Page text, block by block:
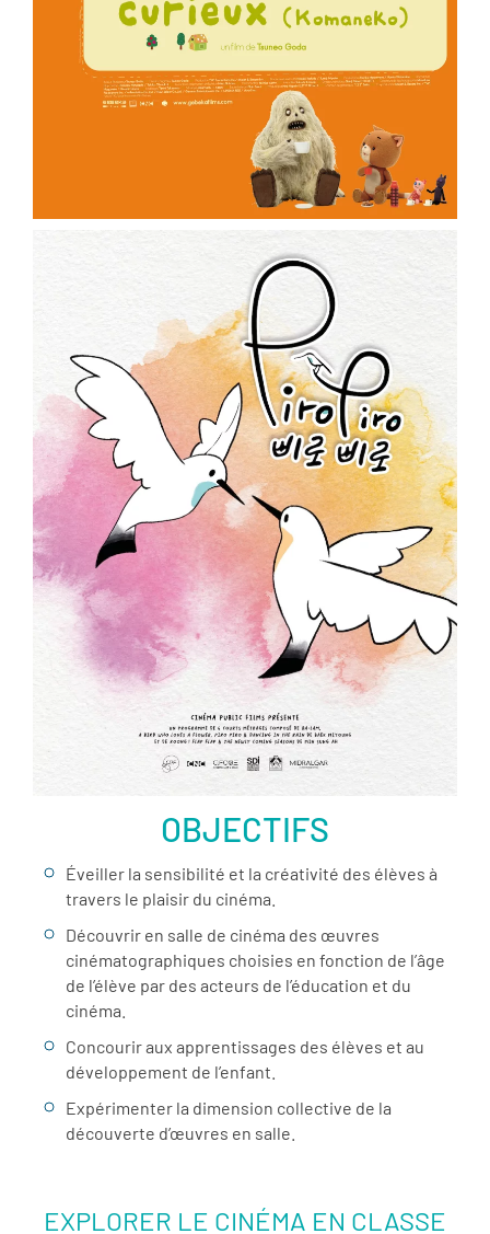
Voir la fiche film
ème
Voir la fiche film
OBJECTIFS
Éveiller la sensibilité et la créativité des élèves à
travers le plaisir du cinéma.
Découvrir en salle de cinéma des œuvres
cinématographiques choisies en fonction de l’âge
de l’élève par des acteurs de l’éducation et du
cinéma.
Concourir aux apprentissages des élèves et au
développement de l’enfant.
Expérimenter la dimension collective de la
découverte d’œuvres en salle.
EXPLORER LE CINÉMA EN CLASSE